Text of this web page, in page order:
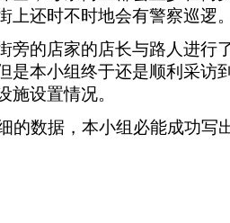
上还时不时地会有警察巡逻
旁的店家的店长与路人进行
是本小组终于还是顺利采访
施设置情况。
的数据，本小组必能成功写